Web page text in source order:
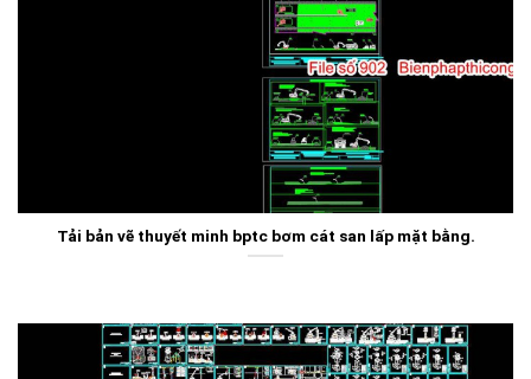
Tải bản vẽ thuyết minh bptc bơm cát san lấp mặt bằng.